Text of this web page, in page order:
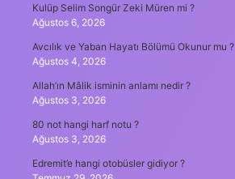
Kulüp Selim Songür Zeki Müren mi ?
Ağustos 6, 2026
Avcılık ve Yaban Hayatı Bölümü Okunur mu ?
Ağustos 4, 2026
Allah’ın Mâlik isminin anlamı nedir ?
Ağustos 3, 2026
80 not hangi harf notu ?
Ağustos 3, 2026
Edremit’e hangi otobüsler gidiyor ?